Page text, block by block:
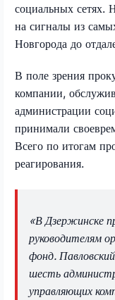
социальных сетях.
на сигналы из
Новгорода до
В поле зрения
компании,
администрации
принимали
Всего по итогам
реагирования.
«В Дзержинске
руководителям
фонд.
шесть
управляющих